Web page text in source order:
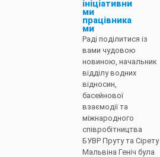
ініціативни
ми
працівника
ми
Раді поділитися із
вами чудовою
новиною, начальник
відділу водних
відносин,
басейнової
взаємодії та
міжнародного
співробітництва
БУВР Пруту та Сірету
Мальвіна Геніч була